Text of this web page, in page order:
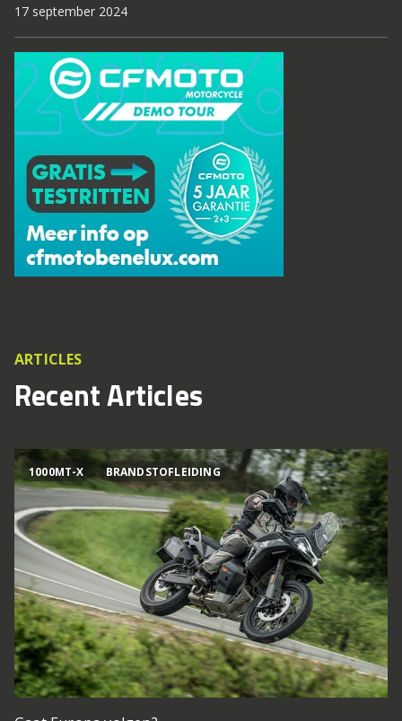
17 september 2024
ARTICLES
Recent Articles
1000MT-X BRANDSTOFLEIDING